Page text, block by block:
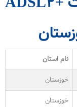
نام استان
خوزستان
خوزستان